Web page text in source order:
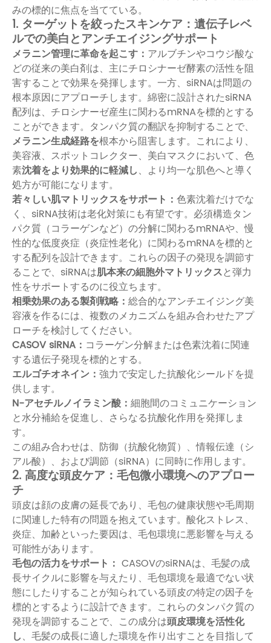
みの標的に焦点を当てている。
1. ターゲットを絞ったスキンケア：遺伝子レベ
ルでの美白とアンチエイジングサポート
メラニン管理に革命を起こす： アルブチンやコウジ酸な
どの従来の美白剤は、主にチロシナーゼ酵素の活性を阻
害することで効果を発揮します。一方、siRNAは問題の
根本原因にアプローチします。綿密に設計されたsiRNA
配列は、チロシナーゼ産生に関わるmRNAを標的とする
ことができます。タンパク質の翻訳を抑制することで、
メラニン生成経路を根本から阻害します。これにより、
美容液、スポットコレクター、美白マスクにおいて、色
素沈着をより効果的に軽減し、より均一な肌色へと導く
処方が可能になります。
若々しい肌マトリックスをサポート： 色素沈着だけでな
く、siRNA技術は老化対策にも有望です。必須構造タン
パク質（コラーゲンなど）の分解に関わるmRNAや、慢
性的な低度炎症（炎症性老化）に関わるmRNAを標的と
する配列を設計できます。これらの因子の発現を調節す
ることで、siRNAは肌本来の細胞外マトリックスと弾力
性をサポートするのに役立ちます。
相乗効果のある製剤戦​​略： 総合的なアンチエイジング美
容液を作るには、複数のメカニズムを組み合わせたアプ
ローチを検討してください。
CASOV siRNA： コラーゲン分解または色素沈着に関連
する遺伝子発現を標的とする。
エルゴチオネイン ： 強力で安定した抗酸化シールドを提
供します。
N-アセチルノイラミン酸 ： 細胞間のコミュニケーション
と水分補給を促進し、さらなる抗酸化作用を発揮しま
す。
この組み合わせは、防御（抗酸化物質）、情報伝達（シ
アル酸）、および調節（siRNA）に同時に作用します。
2. 高度な頭皮ケア：毛包微小環境へのアプロー
チ
頭皮は顔の皮膚の延長であり、毛包の健康状態や毛周期
に関連した特有の問題を抱えています。酸化ストレス、
炎症、加齢といった要因は、毛包環境に悪影響を与える
可能性があります。
毛包の活力をサポート： CASOVのsiRNAは、毛髪の成
長サイクルに影響を与えたり、毛包環境を最適でない状
態にしたりすることが知られている頭皮の特定の因子を
標的とするように設計できます。これらのタンパク質の
発現を調節することで、この成分は頭皮環境を活性化
し、毛髪の成長に適した環境を作り出すことを目指して